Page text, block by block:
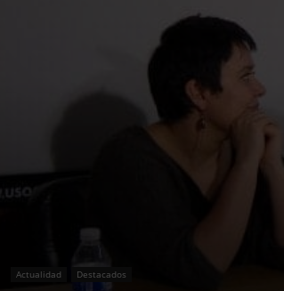
Actualidad Destacados